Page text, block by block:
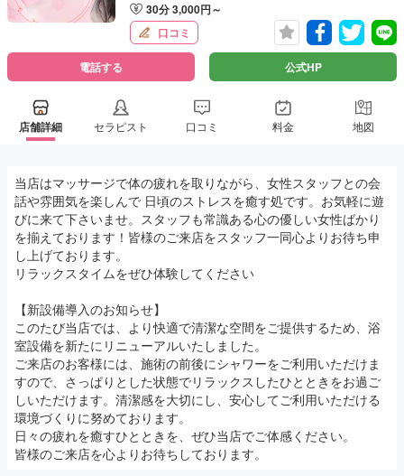
30分 3,000円～
口コミ
電話する 公式HP
店舗詳細 セラピスト 口コミ 料金 地図
当店はマッサージで体の疲れを取りながら、女性スタッフとの会
話や雰囲気を楽しんで 日頃のストレスを癒す処です。お気軽に遊
びに来て下さいませ。スタッフも常識ある心の優しい女性ばかり
を揃えております！皆様のご来店をスタッフ一同心よりお待ち申
し上げております。
リラックスタイムをぜひ体験してください
【新設備導入のお知らせ】
このたび当店では、より快適で清潔な空間をご提供するため、浴
室設備を新たにリニューアルいたしました。
ご来店のお客様には、施術の前後にシャワーをご利用いただけま
すので、さっぱりとした状態でリラックスしたひとときをお過ご
しいただけます。清潔感を大切にし、安心してご利用いただける
環境づくりに努めております。
日々の疲れを癒すひとときを、ぜひ当店でご体感ください。
皆様のご来店を心よりお待ちしております。